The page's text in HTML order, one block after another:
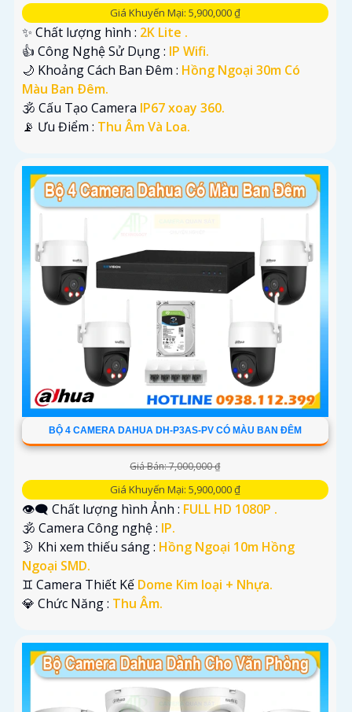
Giá Khuyến Mại: 5,900,000 ₫
✨ Chất lượng hình : 2K Lite .
👍 Công Nghệ Sử Dụng : IP Wifi.
🌙 Khoảng Cách Ban Đêm : Hồng Ngoại 30m Có
Màu Ban Ðêm.
🕉️ Cấu Tạo Camera IP67 xoay 360.
️📡 Ưu Điểm : Thu Âm Và Loa.
BỘ 4 CAMERA DAHUA DH-P3AS-PV CÓ MÀU BAN ĐÊM
Giá Bán: 7,000,000 ₫
Giá Khuyến Mại: 5,900,000 ₫
👁️‍🗨 Chất lượng hình Ảnh : FULL HD 1080P .
🕉️ Camera Công nghệ : IP.
🌛 Khi xem thiếu sáng : Hồng Ngoại 10m Hồng
Ngoại SMD.
♊ Camera Thiết Kế Dome Kim loại + Nhựa.
️💎 Chức Năng : Thu Âm.